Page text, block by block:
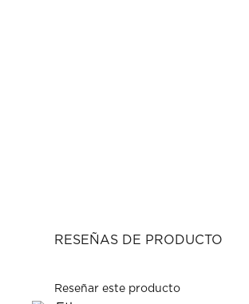
RESEÑAS DE PRODUCTO
Reseñar este producto